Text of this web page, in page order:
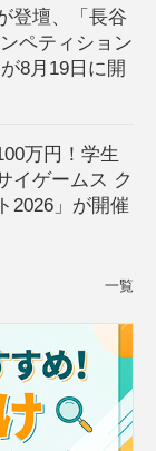
登壇、「長谷
ペティション
8月19日に開
万円！学生
イゲームス ク
2026」が開催
一覧